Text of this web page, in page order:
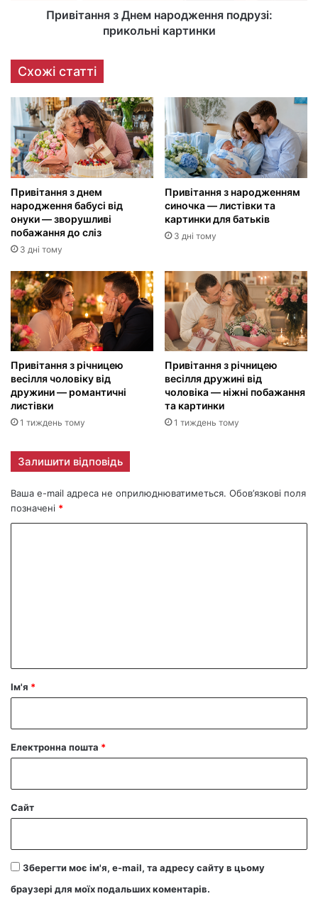
Привітання з Днем народження подрузі:
прикольні картинки
Схожі статті
Привітання з днем
народження бабусі від
онуки — зворушливі
побажання до сліз
3 дні тому
Привітання з народженням
синочка — листівки та
картинки для батьків
3 дні тому
Привітання з річницею
весілля чоловіку від
дружини — романтичні
листівки
1 тиждень тому
Привітання з річницею
весілля дружині від
чоловіка — ніжні побажання
та картинки
1 тиждень тому
Залишити відповідь
Ваша e-mail адреса не оприлюднюватиметься. Обов’язкові поля
позначені *
р
Ім'я *
Електронна пошта *
Сайт
Зберегти моє ім'я, e-mail, та адресу сайту в цьому
браузері для моїх подальших коментарів.